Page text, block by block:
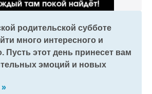
родительской субботе
много интересного и
Пусть этот день принесет вам
эмоций и новых